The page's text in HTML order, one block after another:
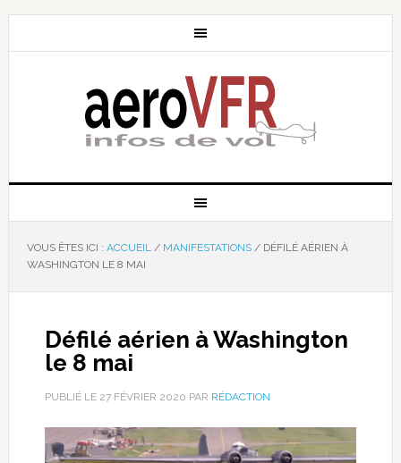
VOUS ÊTES ICI : ACCUEIL / MANIFESTATIONS /DÉFILÉ AÉRIEN À
WASHINGTON LE 8 MAI
Défilé aérien à Washington
le 8 mai
PUBLIÉ LE 27 FÉVRIER 2020 PAR RÉDACTION